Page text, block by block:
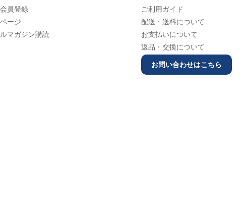
員登録
ージ
ルマガジン購読
ご利用ガイド
配送・送料について
お支払いについて
返品・交換について
お問い合わせはこちら